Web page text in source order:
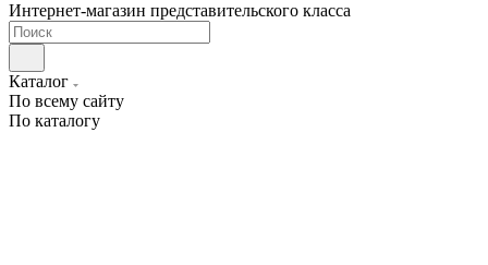
Интернет-магазин представительского класса
Каталог
По всему сайту
По каталогу